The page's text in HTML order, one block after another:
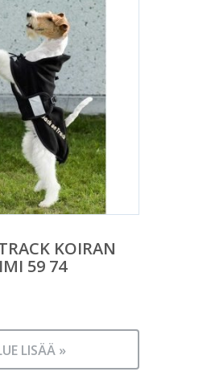
KOIRAN
59 74
LISÄÄ »